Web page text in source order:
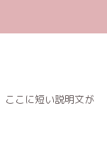
ここに短い説明文が